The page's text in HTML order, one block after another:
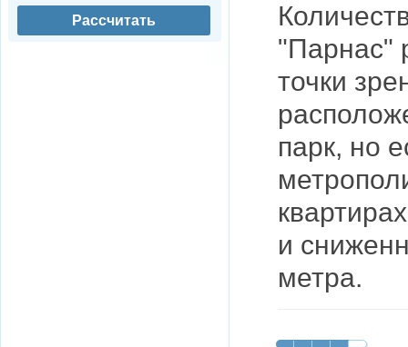
"Парнас"
точки
парк, но
и
метра.
Рассчитать